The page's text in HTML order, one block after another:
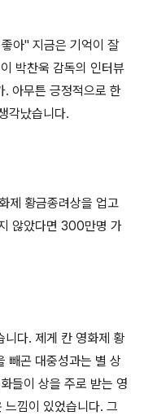
아" 지금은 기억이 잘
박찬욱 감독의 인터뷰
. 아무튼 긍정적으로 한
각났습니다.
제 황금종려상을 업고
않았다면 300만명 가
다. 제게 칸 영화제 황
빼곤 대중성과는 별 상
들이 상을 주로 받는 영
낌이 있었습니다. 그